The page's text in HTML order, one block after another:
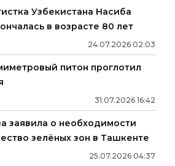
Узбекистана Насиба
в возрасте 80 лет
24.07.2026 02:03
питон проглотил
31.07.2026 16:42
заявила о необходимости
зелёных зон в Ташкенте
25.07.2026 04:37